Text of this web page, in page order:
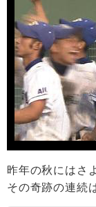
昨年の秋にはさ
その奇跡の連続